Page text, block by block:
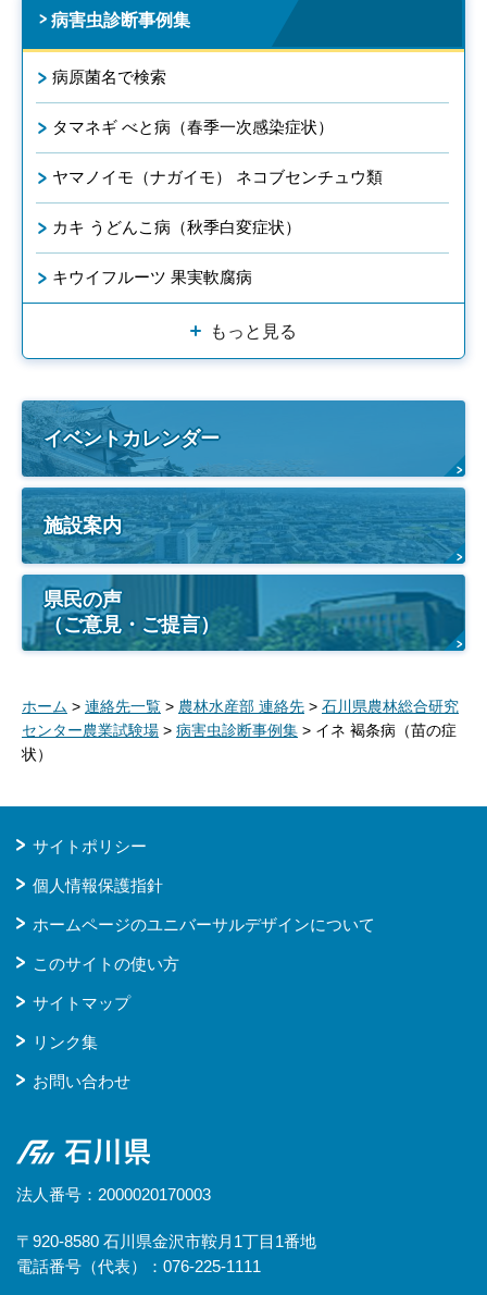
病害虫診断事例集
病原菌名で検索
タマネギ べと病（春季一次感染症状）
ヤマノイモ（ナガイモ） ネコブセンチュウ類
カキ うどんこ病（秋季白変症状）
キウイフルーツ 果実軟腐病
もっと見る
イベントカレンダー
施設案内
県民の声
（ご意見・ご提言）
ホーム > 連絡先一覧 > 農林水産部 連絡先 > 石川県農林総合研究
センター農業試験場 > 病害虫診断事例集 > イネ 褐条病（苗の症
状）
サイトポリシー
個人情報保護指針
ホームページのユニバーサルデザインについて
このサイトの使い方
サイトマップ
リンク集
お問い合わせ
石川県
法人番号：2000020170003
〒920-8580 石川県金沢市鞍月1丁目1番地
電話番号（代表）：076-225-1111